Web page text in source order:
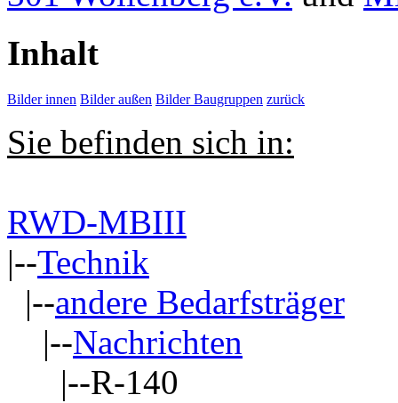
Inhalt
Bilder innen Bilder außen Bilder Baugruppen zurück
Sie befinden sich in:
RWD-MBIII
|--Technik
|--andere Bedarfsträger
|--Nachrichten
|--R-140